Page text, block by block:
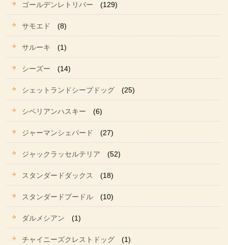
ゴールデンレトリバー (129)
サモエド (8)
サルーキ (1)
シーズー (14)
シェットランドシープドッグ (25)
シベリアンハスキー (6)
ジャーマンシェパード (27)
ジャックラッセルテリア (52)
スタンダードダックス (18)
スタンダードプードル (10)
ダルメシアン (1)
チャイニーズクレストドッグ (1)